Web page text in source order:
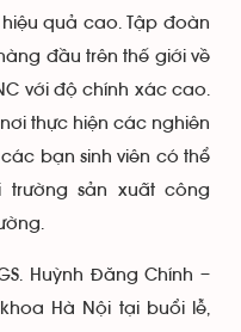
quả cao. Tập đoàn
đầu trên thế giới về
với độ chính xác cao.
thực hiện các nghiên
bạn sinh viên có thể
sản xuất công
Huỳnh Đăng Chính –
Hà Nội tại buổi lễ,